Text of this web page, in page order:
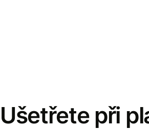
Ušetřete při